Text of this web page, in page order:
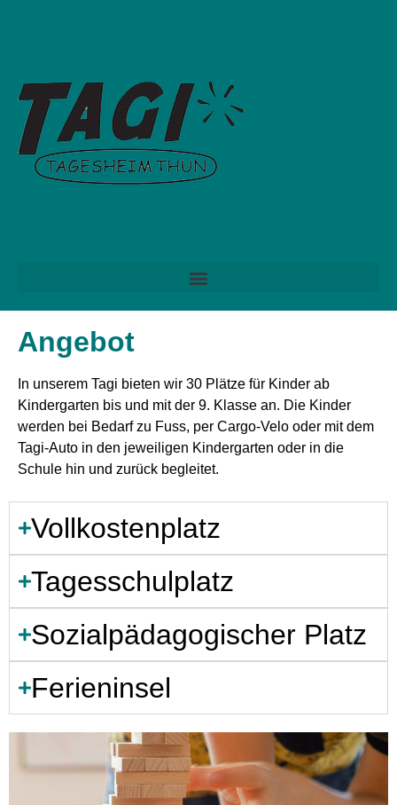
Angebot
In unserem Tagi bieten wir 30 Plätze für Kinder ab
Kindergarten bis und mit der 9. Klasse an. Die Kinder
werden bei Bedarf zu Fuss, per Cargo-Velo oder mit dem
Tagi-Auto in den jeweiligen Kindergarten oder in die
Schule hin und zurück begleitet.
Vollkostenplatz
Tagesschulplatz
Sozialpädagogischer Platz
Ferieninsel